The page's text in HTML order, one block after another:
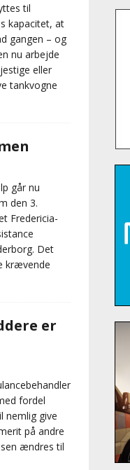
til
kapacitet, at
gangen – og
nu arbejde
eller
tankvogne
går nu
den 3.
Fredericia-
Det
krævende
er
fordel
nemlig give
på andre
ændres til